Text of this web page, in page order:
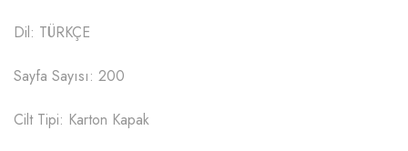
Dil: TÜRKÇE
Sayfa Sayısı: 200
Cilt Tipi: Karton Kapak